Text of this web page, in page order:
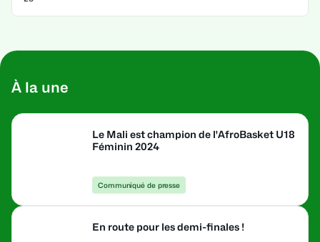
À la une
Le Mali est champion de l'AfroBasket U18
Féminin 2024
Communiqué de presse
En route pour les demi-finales !